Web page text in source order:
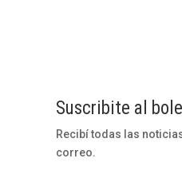
Suscribite al
Recibí todas las
correo.